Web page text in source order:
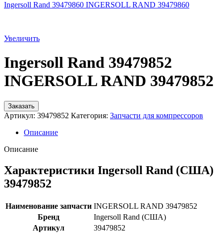
Ingersoll Rand 39479860 INGERSOLL RAND 39479860
Увеличить
Ingersoll Rand 39479852
INGERSOLL RAND 39479852
Заказать
Артикул: 39479852 Категория: Запчасти для компрессоров
Описание
Описание
Характеристики Ingersoll Rand (США)
39479852
Наименование запчасти INGERSOLL RAND 39479852
Бренд
Ingersoll Rand (США)
Артикул
39479852